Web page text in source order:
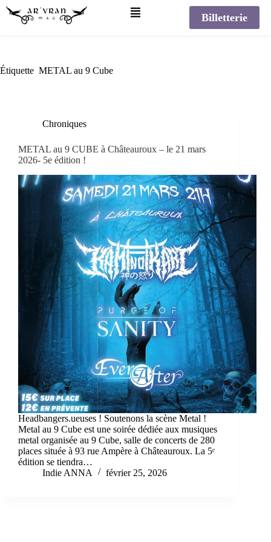
Billetterie
Étiquette METAL au 9 Cube
Chroniques
METAL au 9 CUBE à Châteauroux – le 21 mars
2026- 5e édition !
Headbangers.ueuses ! Soutenons la scène Metal !
Metal au 9 Cube est une soirée dédiée aux musiques
metal organisée au 9 Cube, salle de concerts de 280
places située à 93 rue Ampère à Châteauroux. La 5ᵉ
édition se tiendra…
Indie ANNA
février 25, 2026